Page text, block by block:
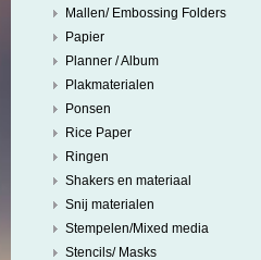
Mallen/ Embossing Folders
Papier
Planner / Album
Plakmaterialen
Ponsen
Rice Paper
Ringen
Shakers en materiaal
Snij materialen
Stempelen/Mixed media
Stencils/ Masks